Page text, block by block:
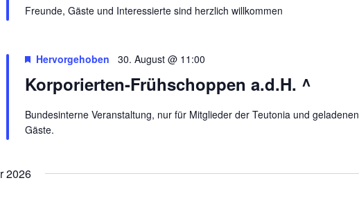
Freunde, Gäste und Interessierte sind herzlich willkommen
Korporierten-Frühschoppen a.d.H. ^
Hervorgehoben 30. August @ 11:00
Bundesinterne Veranstaltung, nur für Mitglieder der Teutonia und geladenen
Gäste.
2026